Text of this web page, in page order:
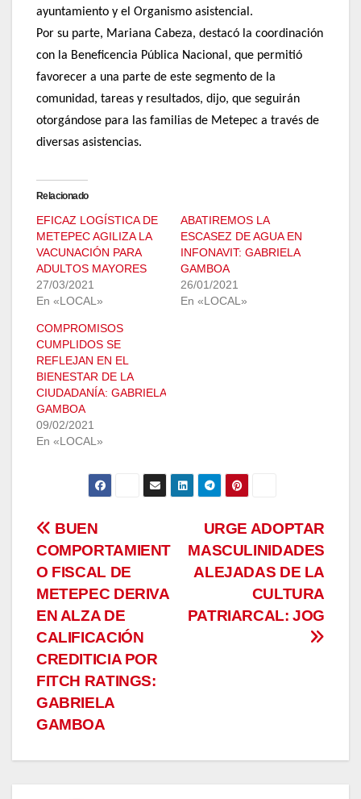
ayuntamiento y el Organismo asistencial.
Por su parte, Mariana Cabeza, destacó la coordinación
con la Beneficencia Pública Nacional, que permitió
favorecer a una parte de este segmento de la
comunidad, tareas y resultados, dijo, que seguirán
otorgándose para las familias de Metepec a través de
diversas asistencias.
Relacionado
EFICAZ LOGÍSTICA DE
METEPEC AGILIZA LA
VACUNACIÓN PARA
ADULTOS MAYORES
27/03/2021
En «LOCAL»
ABATIREMOS LA
ESCASEZ DE AGUA EN
INFONAVIT: GABRIELA
GAMBOA
26/01/2021
En «LOCAL»
COMPROMISOS
CUMPLIDOS SE
REFLEJAN EN EL
BIENESTAR DE LA
CIUDADANÍA: GABRIELA
GAMBOA
09/02/2021
En «LOCAL»
Navegación
de
entradas
URGE ADOPTAR
MASCULINIDADES
ALEJADAS DE LA
CULTURA
PATRIARCAL: JOG
BUEN
COMPORTAMIENT
O FISCAL DE
METEPEC DERIVA
EN ALZA DE
CALIFICACIÓN
CREDITICIA POR
FITCH RATINGS:
GABRIELA
GAMBOA